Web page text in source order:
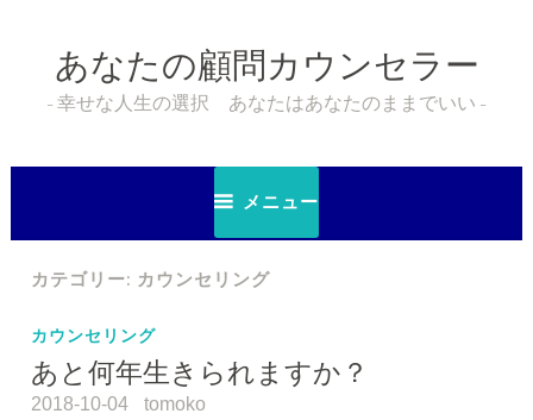
へ
あなたの顧問カウンセラー
幸せな人生の選択 あなたはあなたのままでいい
メニュー
カテゴリー: カウンセリング
カウンセリング
あと何年生きられますか？
2018-10-04 tomoko